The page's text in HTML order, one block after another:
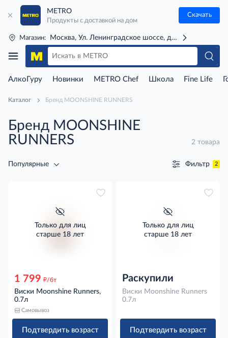
METRO
Продукты с доставкой на дом
Скачать
Магазин: Москва, Ул. Ленинградское шоссе, д. 71Г (м. Речной
АлкоГуру Новинки METRO Chef Школа Fine Life
Каталог Бренд MOONSHINE RUNNERS
Бренд MOONSHINE
RUNNERS
2 товара
Популярные Фильтр 2
Только для лиц
старше 18 лет
1 799 д/бт
Виски Moonshine Runners,
0.7л
Самовывоз
Подтвердить возраст
Только для лиц
старше 18 лет
Раскупили
Виски Moonshine Runners
0.7л
Подтвердить возраст